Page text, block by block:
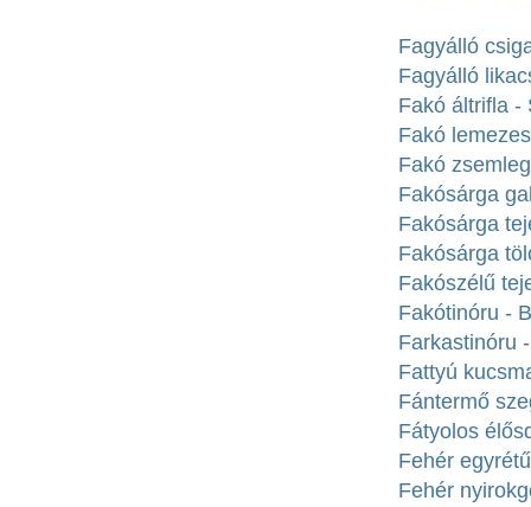
Fagyálló
Fagyálló
Fakó áltrifla -
Fakó
Fakó
Fakósárga
Fakósárga
Fakósárga
Fakószélű
Fakótinóru -
Farkastinóru
Fattyú
Fántermő
Fátyolos
Fehér
Fehér